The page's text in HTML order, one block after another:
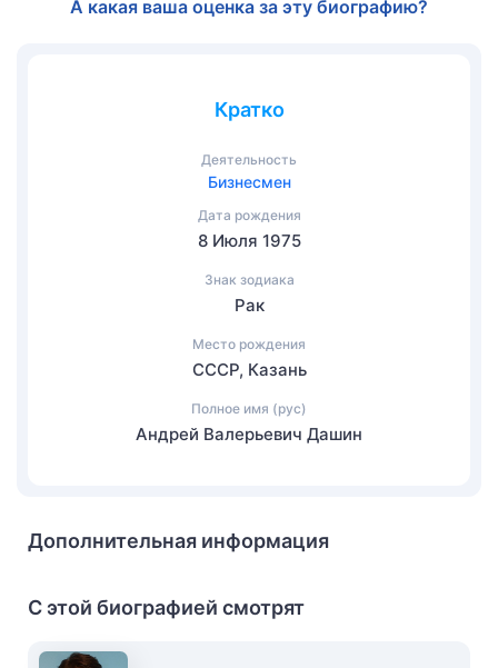
А какая ваша оценка за эту биографию?
Кратко
Деятельность
Бизнесмен
Дата рождения
8 Июля 1975
Знак зодиака
Рак
Место рождения
СССР, Казань
Полное имя (рус)
Андрей Валерьевич Дашин
Дополнительная информация
С этой биографией смотрят